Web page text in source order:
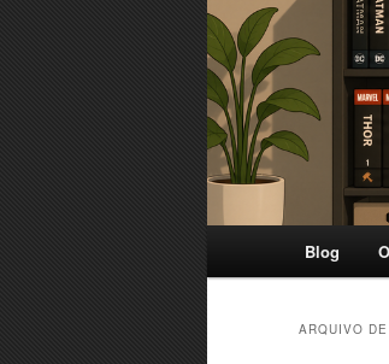
Blog
ARQUIVO